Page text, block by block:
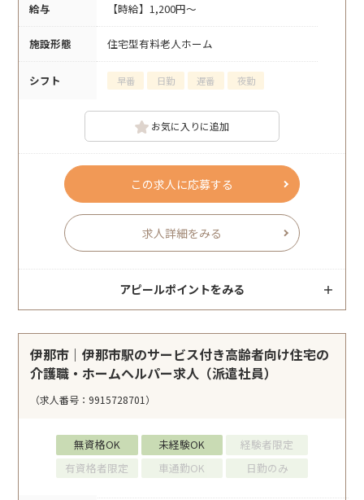
給与 【時給】1,200円～
施設形態 住宅型有料老人ホーム
シフト 早番 日勤 遅番 夜勤
お気に入りに追加
この求人に応募する
求人詳細をみる
アピールポイントをみる
伊那市｜伊那市駅のサービス付き高齢者向け住宅の
介護職・ホームヘルパー求人（派遣社員）
（求人番号：9915728701）
無資格OK 未経験OK
経験者限定
有資格者限定
車通勤OK 日勤のみ